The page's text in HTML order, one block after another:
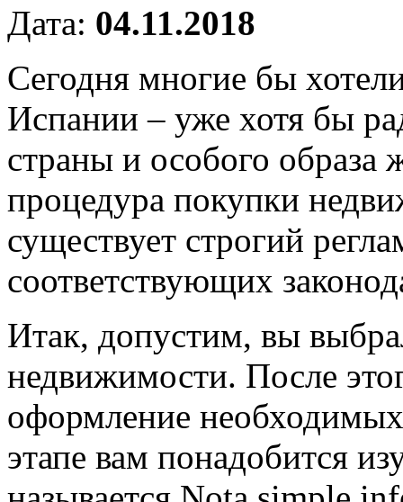
Дата: 04.11.2018
Сегодня многие бы
Испании – уже хотя бы
страны и особого образа
процедура покупки
существует строгий
соответствующих
Итак, допустим, вы
недвижимости. После
оформление
этапе вам понадобится